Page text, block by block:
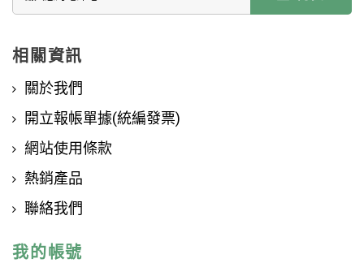
相關資訊
關於我們
開立報帳單據(統編發票)
網站使用條款
熱銷產品
聯絡我們
我的帳號